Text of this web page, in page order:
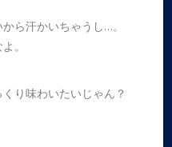
ら汗かいちゃうし…。
。
くり味わいたいじゃん？